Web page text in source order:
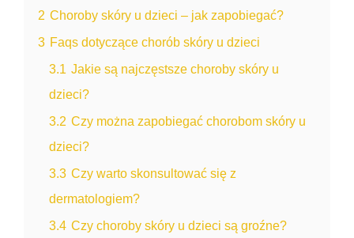
2 Choroby skóry u dzieci – jak zapobiegać?
3 Faqs dotyczące chorób skóry u dzieci
3.1 Jakie są najczęstsze choroby skóry u
dzieci?
3.2 Czy można zapobiegać chorobom skóry u
dzieci?
3.3 Czy warto skonsultować się z
dermatologiem?
3.4 Czy choroby skóry u dzieci są groźne?